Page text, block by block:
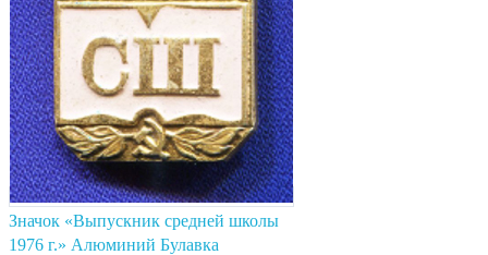
Значок «Выпускник средней школы
1976 г.» Алюминий Булавка